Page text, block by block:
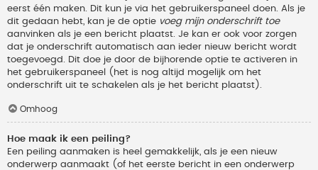
eerst één maken. Dit kun je via het gebruikerspaneel doen. Als je
dit gedaan hebt, kan je de optie voeg mijn onderschrift toe
aanvinken als je een bericht plaatst. Je kan er ook voor zorgen
dat je onderschrift automatisch aan ieder nieuw bericht wordt
toegevoegd. Dit doe je door de bijhorende optie te activeren in
het gebruikerspaneel (het is nog altijd mogelijk om het
onderschrift uit te schakelen als je het bericht plaatst).
Omhoog
Hoe maak ik een peiling?
Een peiling aanmaken is heel gemakkelijk, als je een nieuw
onderwerp aanmaakt (of het eerste bericht in een onderwerp